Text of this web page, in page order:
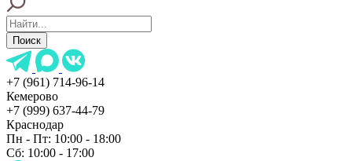
Поиск
+7 (961) 714-96-14
Кемерово
+7 (999) 637-44-79
Краснодар
Пн - Пт: 10:00 - 18:00
Сб: 10:00 - 17:00